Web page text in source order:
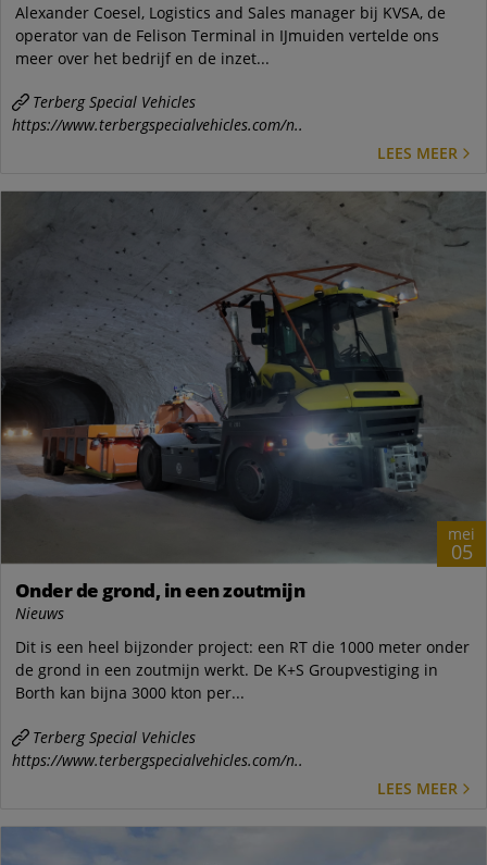
Alexander Coesel, Logistics and Sales manager bij KVSA, de
operator van de Felison Terminal in IJmuiden vertelde ons
meer over het bedrijf en de inzet...
Terberg Special Vehicles
https://www.terbergspecialvehicles.com/n..
LEES MEER
mei
05
Onder de grond, in een zoutmijn
Nieuws
Dit is een heel bijzonder project: een RT die 1000 meter onder
de grond in een zoutmijn werkt. De K+S Groupvestiging in
Borth kan bijna 3000 kton per...
Terberg Special Vehicles
https://www.terbergspecialvehicles.com/n..
LEES MEER